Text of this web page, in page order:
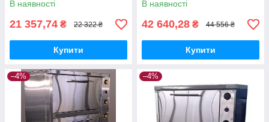
В наявності
21 357,74 ₴ 22 322 ₴
Купити
В наявності
42 640,28 ₴ 44 556 ₴
Купити
–4% –4%